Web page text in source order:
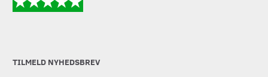
TILMELD NYHEDSBREV